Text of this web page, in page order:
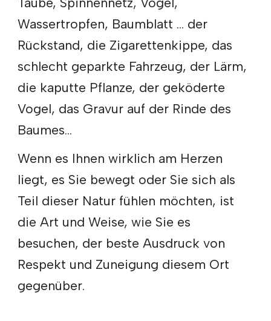
Wassertropfen, Baumblatt ... der
Rückstand, die Zigarettenkippe, das
schlecht geparkte Fahrzeug, der Lärm,
die kaputte Pflanze, der geköderte
Vogel, das Gravur auf der Rinde des
Baumes...
Wenn es Ihnen wirklich am Herzen
liegt, es Sie bewegt oder Sie sich als
Teil dieser Natur fühlen möchten, ist
die Art und Weise, wie Sie es
besuchen, der beste Ausdruck von
Respekt und Zuneigung diesem Ort
gegenüber.